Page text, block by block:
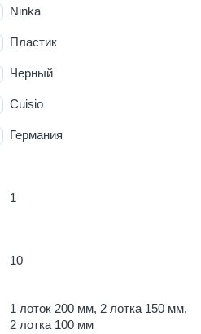
Ninka
Пластик
Черный
Cuisio
Германия
1
10
1 лоток 200 мм, 2 лотка 150 мм,
2 лотка 100 мм